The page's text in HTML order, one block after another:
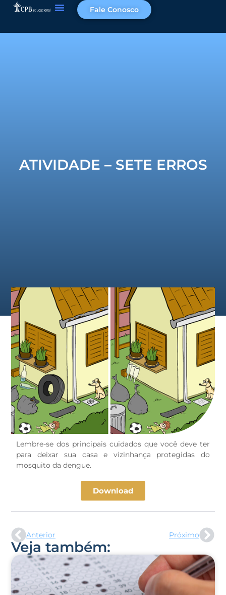
Fale Conosco
ATIVIDADE – SETE ERROS
Lembre-se dos principais cuidados que você deve ter
para deixar sua casa e vizinhança protegidas do
mosquito da dengue.
Download
Anterior Próximo
Veja também: